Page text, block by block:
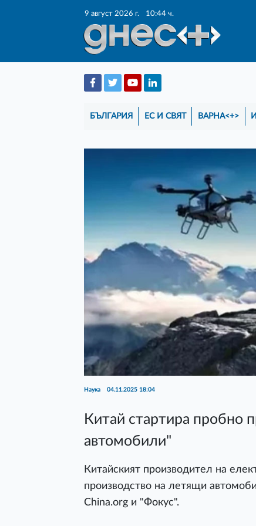
9 август 2026 г. 10:44 ч.
БЪЛГАРИЯ ЕС И СВЯТ ВАРНА<+>
Наука 04.11.2025 18:04
Китай стартира пробно
автомобили"
Китайският производител на
производство на летящи
China.org и "Фокус".